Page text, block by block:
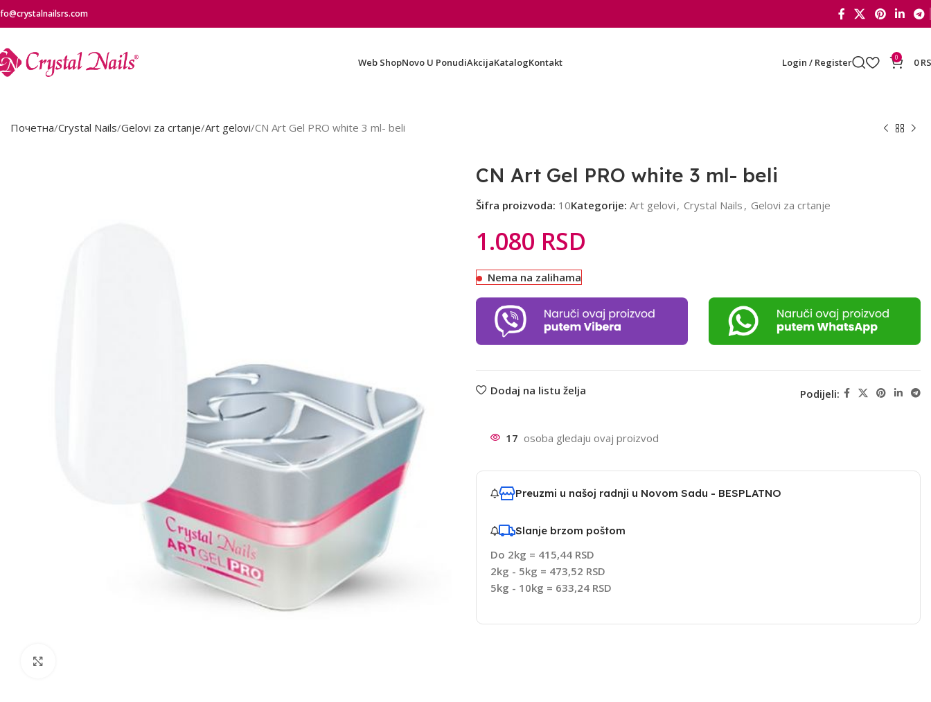
Web ShopNovo U PonudiAkcijaKatalogKontakt Login / Register 0 0
Почетна Crystal Nails Gelovi za crtanje Art gelovi CN Art Gel PRO white 3 ml- beli
CN Art Gel PRO white 3 ml- beli
Šifra proizvoda: 10Kategorije: Art gelovi , Crystal Nails , Gelovi za crtanje
1.080 RSD
Nema na zalihama
Dodaj na listu želja Podijeli:
17 osoba gledaju ovaj proizvod
Preuzmi u našoj radnji u Novom Sadu - BESPLATNO
Slanje brzom poštom
Do 2kg = 415,44 RSD
2kg - 5kg = 473,52 RSD
5kg - 10kg = 633,24 RSD